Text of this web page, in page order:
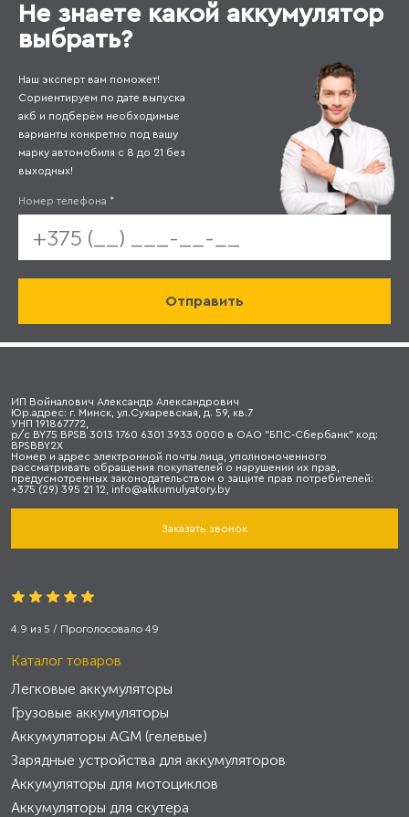
Не знаете какой аккумулятор
выбрать?
Наш эксперт вам поможет!
Сориентируем по дате выпуска
акб и подберём необходимые
варианты конкретно под вашу
марку автомобиля с 8 до 21 без
выходных!
Номер телефона *
ИП Войналович Александр Александрович
Юр.адрес: г. Минск, ул.Сухаревская, д. 59, кв.7
УНП 191867772,
р/с BY75 BPSB 3013 1760 6301 3933 0000 в ОАО "БПС-Сбербанк" код:
BPSBBY2X
Номер и адрес электронной почты лица, уполномоченного
рассматривать обращения покупателей о нарушении их прав,
предусмотренных законодательством о защите прав потребителей:
+375 (29) 395 21 12, info@akkumulyatory.by
Заказать звонок
4.9 из 5 / Проголосовало 49
Каталог товаров
Легковые аккумуляторы
Грузовые аккумуляторы
Аккумуляторы AGM (гелевые)
Зарядные устройства для аккумуляторов
Аккумуляторы для мотоциклов
Аккумуляторы для скутера